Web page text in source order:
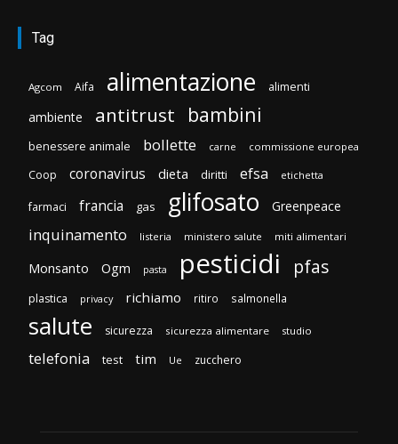
Tag
Agcom Aifa alimentazione alimenti
ambiente antitrust bambini
benessere animale bollette carne commissione europea
Coop coronavirus dieta diritti efsa etichetta
farmaci francia gas glifosato Greenpeace
inquinamento listeria ministero salute miti alimentari
Monsanto Ogm pasta pesticidi pfas
plastica privacy richiamo ritiro salmonella
salute sicurezza sicurezza alimentare studio
telefonia test tim Ue zucchero